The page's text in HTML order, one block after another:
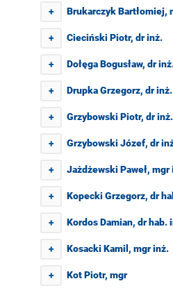
+ Brukarczyk Bartłomiej,
+ Cieciński Piotr, dr inż.
+ Dołęga Bogusław, dr
+ Drupka Grzegorz, dr inż.
+ Grzybowski Piotr, dr inż.
+ Grzybowski Józef, dr
+ Jażdżewski Paweł, mgr
+ Kopecki Grzegorz, dr
+ Kordos Damian, dr hab.
+ Kosacki Kamil, mgr inż.
+ Kot Piotr, mgr